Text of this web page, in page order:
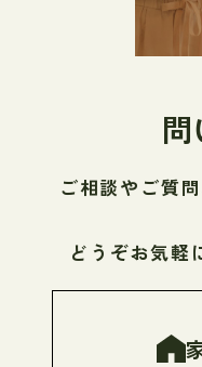
ご相談やご質
どうぞお気軽